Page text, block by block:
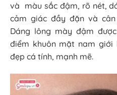
và màu sắc đậm, rõ nét,
cảm giác đầy đặn và
Dáng lông mày đậm
điểm khuôn mặt nam
đẹp cá tính, mạnh mẽ.